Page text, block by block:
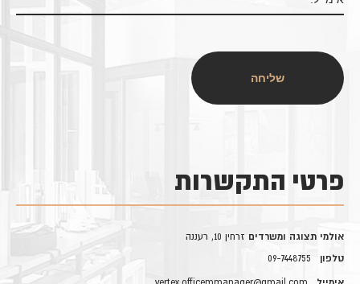
פרטי התקשרות
אולמי תצוגה ומשרדים זרחין 10, רעננה
טלפון 09-7448755